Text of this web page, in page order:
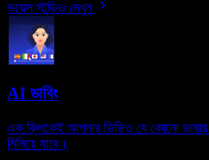
ভয়েস স্টুডিও দেখুন
AI ডাবিং
এক ক্লিকেই আপনার ভিডিও যে কোনো
মিলিয়ে যাবে।